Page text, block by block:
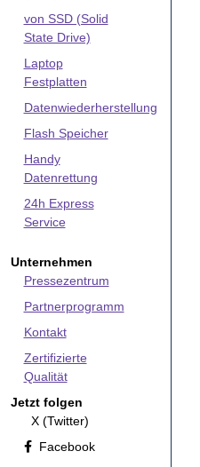
von SSD (Solid
State Drive)
Laptop
Festplatten
Datenwiederherstellung
Flash Speicher
Handy
Datenrettung
24h Express
Service
Unternehmen
Pressezentrum
Partnerprogramm
Kontakt
Zertifizierte
Qualität
Jetzt folgen
X (Twitter)
Facebook